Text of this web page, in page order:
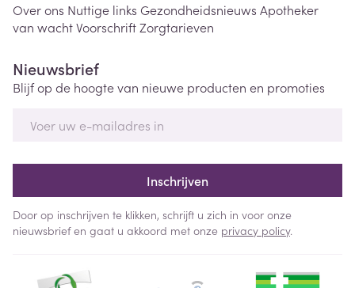
Over ons Nuttige links Gezondheidsnieuws Apotheker
van wachtVoorschriftZorgtarieven
Nieuwsbrief
Blijf op de hoogte van nieuwe producten en promoties
Inschrijven
Door op inschrijven te klikken, schrijft u zich in voor onze
nieuwsbrief en gaat u akkoord met onze privacy policy.